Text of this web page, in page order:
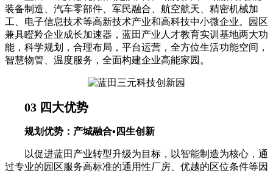
装备制造、汽车零部件、军民融合、航空航天、精密机械加
工、电子信息技术等高新技术产业和高科技中小微企业。园区
兼具瞪羚企业成长加速器，蓝田产业人才教育实训基地两大功
能，科学规划，合理布局，平台运营，全方位生活功能空间，
智慧物管、温度服务，全面构建企业高能家园。
03 四大优势
规划优势：产城融合▪四生创新
以促进蓝田产业转型升级为目标，以智能制造为核心，通
过专业的园区服务高标准的通用性厂房、优越的区位条件等因